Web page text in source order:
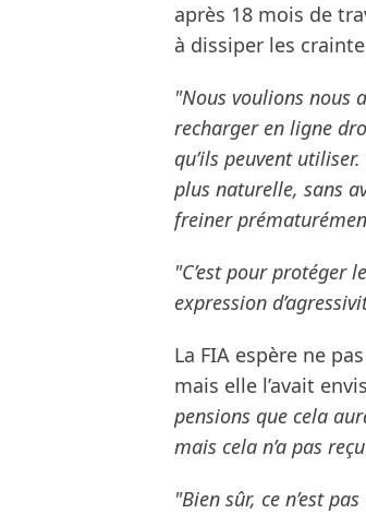
après 18 mois de
à dissiper les
"Nous voulions nous
recharger en ligne
qu’ils peuvent
plus naturelle, sans
freiner
"C’est pour protéger
expression
La FIA espère ne
mais elle l’avait
pensions que cela
mais cela n’a pas
"Bien sûr, ce n’est